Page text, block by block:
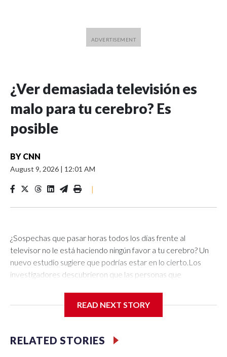
¿Ver demasiada televisión es
malo para tu cerebro? Es
posible
BY CNN
August 9, 2026 | 12:01 AM
|
¿Sospechas que pasar horas todos los días frente al
televisor no le está haciendo ningún favor a tu cerebro? Un
nuevo estudio sugiere que podrías estar en lo cierto.Los
investigadores descubrieron que las personas que
relacionadas con el lenguaje y el pensamiento. Por otro lado,
cerebrales más saludables.¿Qué podemos deducir de estos
hallazgos? ¿Significa esto que es hora de apagar la televisión
READ NEXT STORY
RELATED STORIES